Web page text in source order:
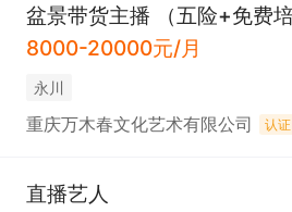
8000-20000元/月
永川
重庆万木春文化艺术有限公司 认证
直播艺人